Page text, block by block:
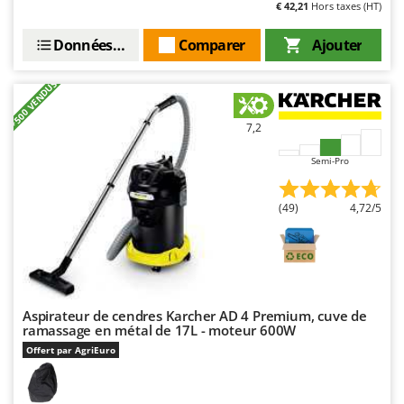
Stocker
T
Tellarini Pompe
Tenco
Tineco
Titania
Tornado
Tre Spade
Trev - Abrek - TecnoVIR
Trotec
€ 42,21 Hors taxes (HT)
Ajouter
Comparer
Données techniques
+500 VENDUS 7,2
Semi-Pro
(49) 4,72/5
Aspirateur de cendres Karcher AD 4 Premium, cuve de
ramassage en métal de 17L - moteur 600W
Offert par AgriEuro